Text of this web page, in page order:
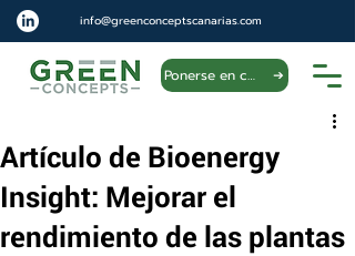
info@greenconceptscanarias.com
Ponerse en contacto
Artículo de Bioenergy
Insight: Mejorar el
rendimiento de las plantas